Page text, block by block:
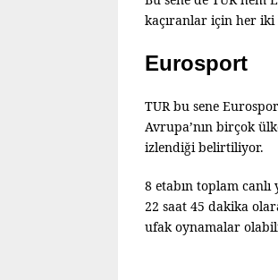
kaçıranlar için her iki
Eurosport
TUR bu sene
Avrupa’nın birçok
izlendiği belirtiliyor.
8 etabın toplam
22 saat 45 dakika
ufak oynamalar